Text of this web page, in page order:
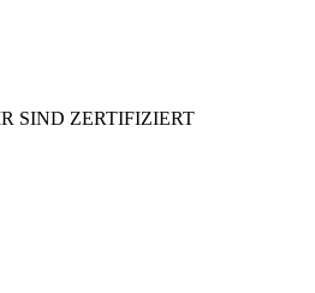
SIND ZERTIFIZIERT